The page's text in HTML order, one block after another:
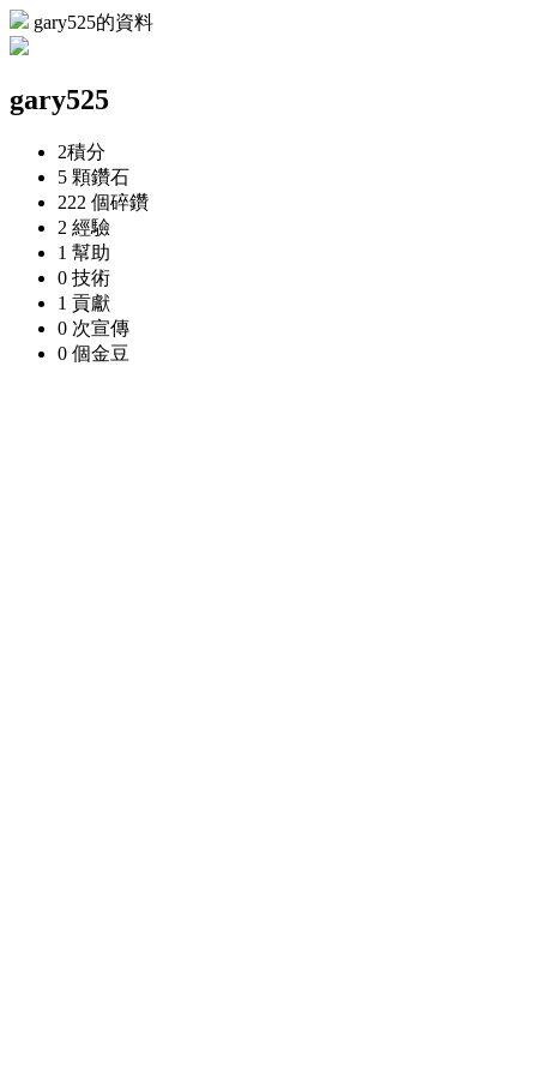
gary525的資料
gary525
2積分
5 顆鑽石
222 個碎鑽
2 經驗
1 幫助
0 技術
1 貢獻
0 次宣傳
0 個金豆